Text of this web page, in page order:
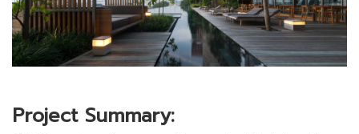
Project Summary: